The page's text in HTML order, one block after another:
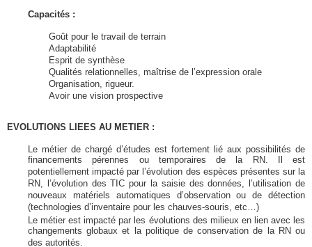
Capacités :
Goût pour le travail de terrain
Adaptabilité
Esprit de synthèse
Qualités relationnelles, maîtrise de l’expression orale
Organisation, rigueur.
Avoir une vision prospective
EVOLUTIONS LIEES AU METIER :
Le métier de chargé d’études est fortement lié aux possibilités de
financements pérennes ou temporaires de la RN. Il est
potentiellement impacté par l’évolution des espèces présentes sur la
RN, l’évolution des TIC pour la saisie des données, l’utilisation de
nouveaux matériels automatiques d’observation ou de détection
(technologies d’inventaire pour les chauves-souris, etc…)
Le métier est impacté par les évolutions des milieux en lien avec les
changements globaux et la politique de conservation de la RN ou
des autorités.